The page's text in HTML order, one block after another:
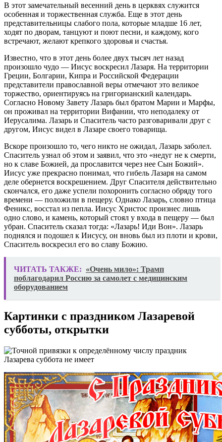
В этот замечательный весенний день в церквях служится
особенная и торжественная служба. Еще в этот день
представительницы слабого пола, которые младше 16 лет,
ходят по дворам, танцуют и поют песни, и каждому, кого
встречают, желают крепкого здоровья и счастья.
Известно, что в этот день более двух тысяч лет назад
произошло чудо — Иисус воскресил Лазаря. На территории
Греции, Болгарии, Кипра и Российской Федерации
представители православной веры отмечают это великое
торжество, ориентируясь на григорианский календарь.
Согласно Новому Завету Лазарь был братом Марии и Марфы,
он проживал на территории Вифании, что неподалеку от
Иерусалима. Лазарь и Спаситель часто разговаривали друг с
другом, Иисус видел в Лазаре своего товарища.
Вскоре произошло то, чего никто не ожидал, Лазарь заболел.
Спаситель узнал об этом и заявил, что это «недуг не к смерти,
но к славе Божией, да прославится через нее Сын Божий».
Иисус уже прекрасно понимал, что гибель Лазаря на самом
деле обернется воскрешением. Друг Спасителя действительно
скончался, его даже успели похоронить согласно обряду того
времени — положили в пещеру. Однако Лазарь, словно птица
Феникс, восстал из пепла. Иисус Христос произнес лишь
одно слово, и камень, который стоял у входа в пещеру — был
убран. Спаситель сказал тогда: «Лазарь! Иди Вон». Лазарь
поднялся и подошел к Иисусу, он вновь был из плоти и крови,
Спаситель воскресил его во славу Божию.
ЧИТАТЬ ТАКЖЕ: «Очень мило»: Трамп
поблагодарил Россию за самолет с медицинским
оборудованием
Картинки с праздником Лазаревой
субботы, открытки